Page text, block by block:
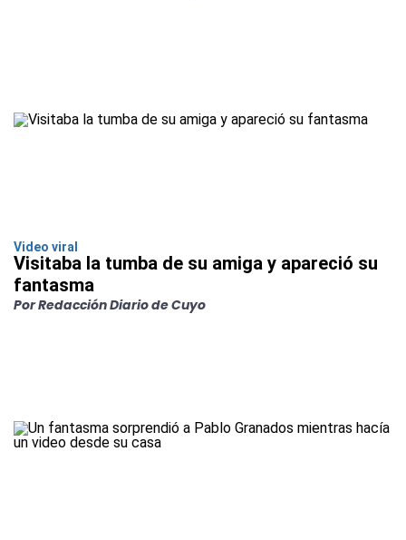
Video viral
Visitaba la tumba de su amiga y apareció su
fantasma
Por Redacción Diario de Cuyo